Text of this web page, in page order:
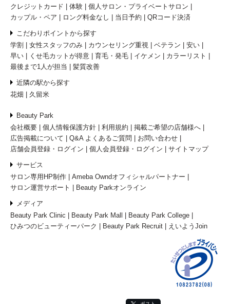
クレジットカード
体験
個人サロン・プライベートサロン
カップル・ペア
ロング料金なし 当日予約 QRコード決済
こだわりポイントから探す
学割
女性スタッフのみ カウンセリング重視 ベテラン
安い
早い
くせ毛カットが得意 育毛・発毛 イケメン
カラーリスト
最後まで1人が担当
髪質改善
近隣の駅から探す
花畑
久留米
Beauty Park
会社概要
個人情報保護方針 利用規約
掲載ご希望の店舗様へ
広告掲載について
Q&A よくあるご質問
お問い合わせ
店舗会員登録・ログイン
個人会員登録・ログイン サイトマップ
サービス
サロン専用HP制作
Ameba Owndオフィシャルパートナー
サロン運営サポート
Beauty Parkオンライン
メディア
Beauty Park Clinic
Beauty Park Mall
Beauty Park College
ひみつのビューティーパーク
Beauty Park Recruit えいようJoin